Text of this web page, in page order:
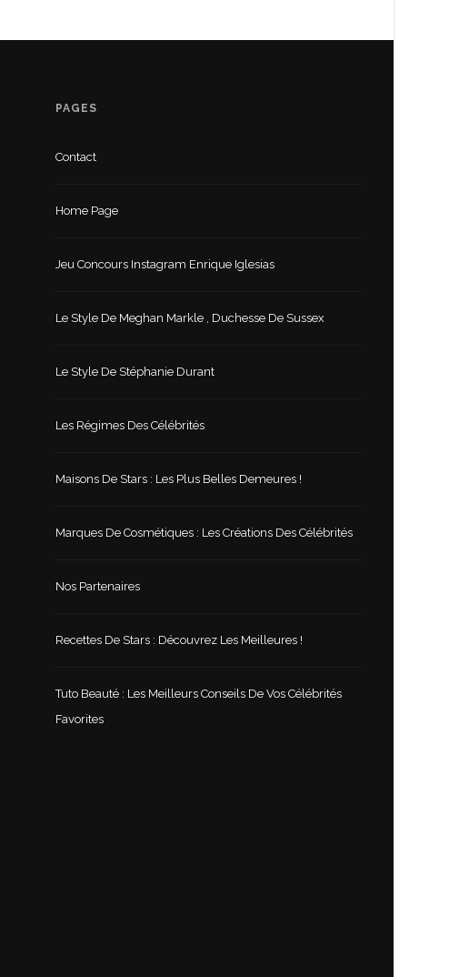
PAGES
Contact
Home Page
Jeu Concours Instagram Enrique Iglesias
Le Style De Meghan Markle , Duchesse De Sussex
Le Style De Stéphanie Durant
Les Régimes Des Célébrités
Maisons De Stars : Les Plus Belles Demeures !
Marques De Cosmétiques : Les Créations Des Célébrités
Nos Partenaires
Recettes De Stars : Découvrez Les Meilleures !
Tuto Beauté : Les Meilleurs Conseils De Vos Célébrités
Favorites